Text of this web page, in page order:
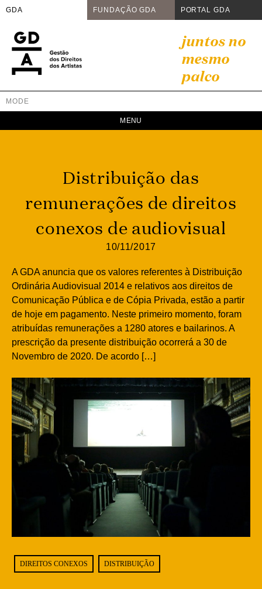
GDA FUNDAÇÃO GDA PORTAL GDA
content
juntos no
mesmo
palco
GDA
Juntos no mesmo palco
MODE
Distribuição das
remunerações de direitos
conexos de audiovisual
10/11/2017
A GDA anuncia que os valores referentes à Distribuição
Ordinária Audiovisual 2014 e relativos aos direitos de
Comunicação Pública e de Cópia Privada, estão a partir
de hoje em pagamento. Neste primeiro momento, foram
atribuídas remunerações a 1280 atores e bailarinos. A
prescrição da presente distribuição ocorrerá a 30 de
Novembro de 2020. De acordo […]
DIREITOS CONEXOS DISTRIBUIÇÃO